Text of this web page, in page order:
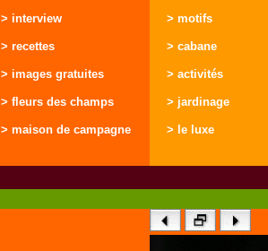
> interview
> recettes
> images gratuites
> fleurs des champs
> maison de campagne
> motifs
> cabane
> activités
> jardinage
> le luxe